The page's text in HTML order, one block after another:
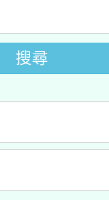
搜尋